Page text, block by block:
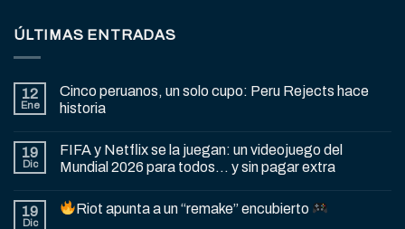
ÚLTIMAS ENTRADAS
12
Ene
Cinco peruanos, un solo cupo: Peru Rejects hace
historia
19
Dic
FIFA y Netflix se la juegan: un videojuego del
Mundial 2026 para todos… y sin pagar extra
19
Dic
Riot apunta a un “remake” encubierto